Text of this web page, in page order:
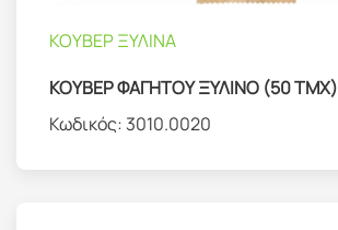
ΚΟΥΒΕΡ ΞΥΛΙΝΑ
ΚΟΥΒΕΡ ΦΑΓΗΤΟΥ ΞΥΛΙΝΟ (50 ΤΜΧ)
Κωδικός: 3010.0020